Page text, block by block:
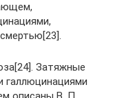
Затяжные
галлюцинациями